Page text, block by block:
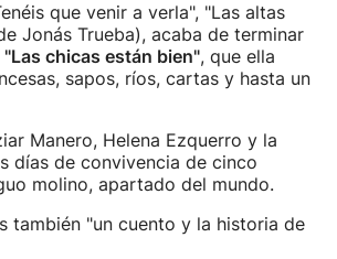
que venir a verla", "Las altas
Jonás Trueba), acaba de terminar
"Las chicas están bien", que ella
sapos, ríos, cartas y hasta un
Manero, Helena Ezquerro y la
días de convivencia de cinco
molino, apartado del mundo.
también "un cuento y la historia de